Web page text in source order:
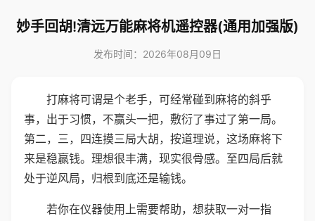
妙手回胡!清远万能麻将机遥控器(通用加强版)
发布时间：2026年08月09日
打麻将可谓是个老手，可经常碰到麻将的斜乎
事，出于习惯，不赢头一把，敷衍了事过了第一局。
第二，三，四连摸三局大胡，按道理说，这场麻将下
来是稳赢钱。理想很丰满，现实很骨感。至四局后就
处于逆风局，归根到底还是输钱。
若你在仪器使用上需要帮助，想获取一对一指